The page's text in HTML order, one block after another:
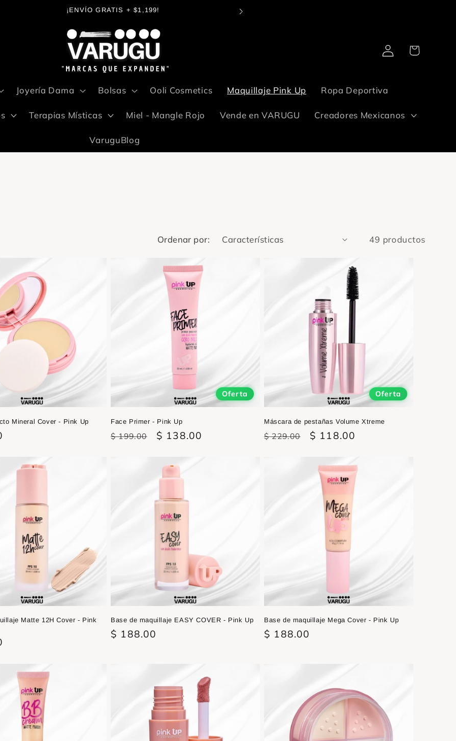
¡ENVÍO GRATIS + $1,199! Entregamos en todo México. Tu pide. ¡De que llega, llega!✋🏻
Joyería Dama Bolsas Ooli Cosmetics Maquillaje Pink Up Ropa Deportiva
Terapias Místicas Miel - Mangle Rojo Vende en VARUGU Creadores Mexicanos
VaruguBlog
Iniciar
sesión
Carrito
Ordenar por: 49 productos
Mineral Cover - Pink Up
Oferta
Face Primer - Pink Up
Precio
$ 199.00
Precio
oferta
$ 138.00
Oferta
Máscara de pestañas Volume Xtreme
Precio
$ 229.00
Precio
oferta
$ 118.00
Matte 12H Cover - Pink
Base de maquillaje EASY COVER - Pink Up
Precio
$ 188.00
Base de maquillaje Mega Cover - Pink Up
Precio
$ 188.00